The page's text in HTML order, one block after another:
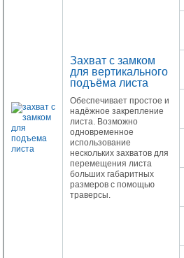
Захват с замком
для вертикального
подъёма листа
Обеспечивает простое и
надёжное закрепление
листа. Возможно
одновременное
использование
нескольких захватов для
перемещения листа
больших габаритных
размеров с помощью
траверсы.